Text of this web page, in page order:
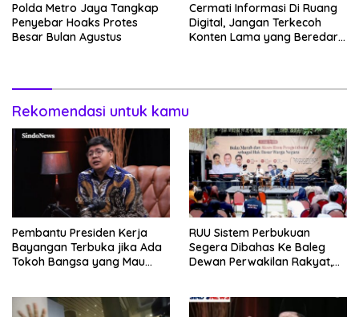
Polda Metro Jaya Tangkap
Penyebar Hoaks Protes
Besar Bulan Agustus
Cermati Informasi Di Ruang
Digital, Jangan Terkecoh
Konten Lama yang Beredar
Rekomendasi untuk kamu
Pembantu Presiden Kerja
Bayangan Terbuka jika Ada
Tokoh Bangsa yang Mau
RUU Sistem Perbukuan
Segera Dibahas Ke Baleg
Dewan Perwakilan Rakyat,